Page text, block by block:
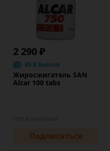
2 290 ₽
45.8 баллов
Жиросжигатель SAN
Alcar 100 tabs
Подписаться